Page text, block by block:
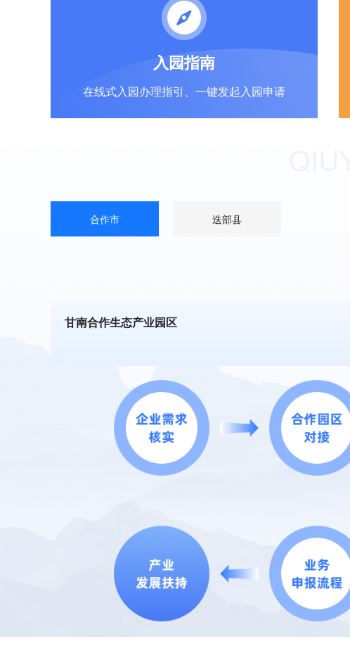
入园指南
在线式入园办理指引、一键发起入园申请
合作市 迭部县
甘南合作生态产业园区